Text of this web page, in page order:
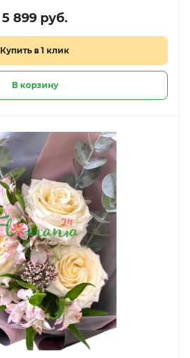
5 899 руб.
Купить в 1 клик
В корзину